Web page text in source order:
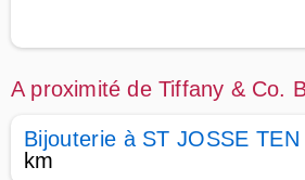
A proximité de Tiffany & Co.
Bijouterie à ST JOSSE
km